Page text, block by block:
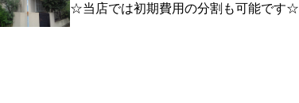
☆当店では初期費用の分割も可能です☆